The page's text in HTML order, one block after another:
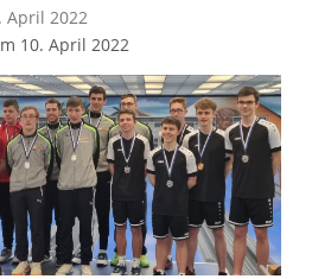
April 2022
10. April 2022